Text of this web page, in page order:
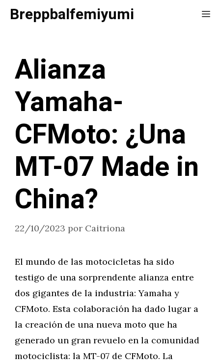
SaltarBreppbalfemiyumi
Alianza
Yamaha-
CFMoto: ¿Una
MT-07 Made in
China?
22/10/2023 por Caitriona
El mundo de las motocicletas ha sido
testigo de una sorprendente alianza entre
dos gigantes de la industria: Yamaha y
CFMoto. Esta colaboración ha dado lugar a
la creación de una nueva moto que ha
generado un gran revuelo en la comunidad
motociclista: la MT-07 de CFMoto. La